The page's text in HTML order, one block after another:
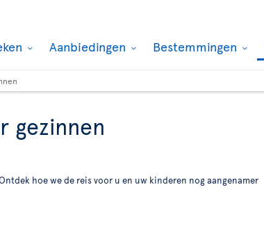
Aanbiedingen Bestemmingen
gezinnen
hoe we de reis voor u en uw kinderen nog aangenamer